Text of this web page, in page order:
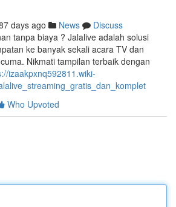
days ago News
Discuss
tanpa biaya ? Jalalive adalah solusi
ke banyak sekali acara TV dan
Nikmati tampilan terbaik dengan
izaakpxnq592811.wiki-
Who Upvoted